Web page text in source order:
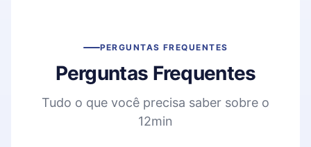
PERGUNTAS FREQUENTES
Perguntas Frequentes
Tudo o que você precisa saber sobre o
12min